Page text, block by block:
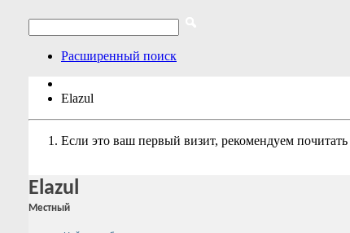
Расширенный поиск
Elazul
Если это ваш первый визит, рекомендуем почитать
Elazul
Местный